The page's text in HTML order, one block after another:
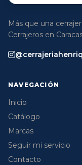
Más que una
Cerrajeros en
NAVEGACIÓN
Inicio
Catálogo
Marcas
Seguir mi servicio
Contacto